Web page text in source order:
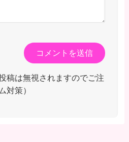
稿は無視されますのでご注
対策）